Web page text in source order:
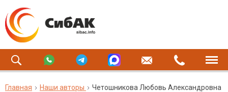
Главная Наши авторы Четошникова Любовь Александровна